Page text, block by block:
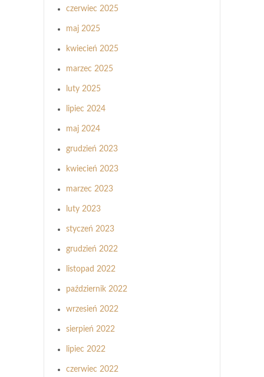
czerwiec 2025
maj 2025
kwiecień 2025
marzec 2025
luty 2025
lipiec 2024
maj 2024
grudzień 2023
kwiecień 2023
marzec 2023
luty 2023
styczeń 2023
grudzień 2022
listopad 2022
październik 2022
wrzesień 2022
sierpień 2022
lipiec 2022
czerwiec 2022